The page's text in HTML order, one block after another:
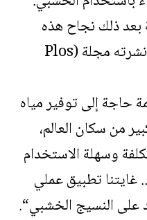
بعد ذلك نجاح هذه
الدراسة حسب ما نشرته مجلة (Plos
حاجة إلى توفير مياه
من سكان العالم،
وسهلة الاستخدام
غايتنا تطبيق عملي
على النسيج الخشبي“.